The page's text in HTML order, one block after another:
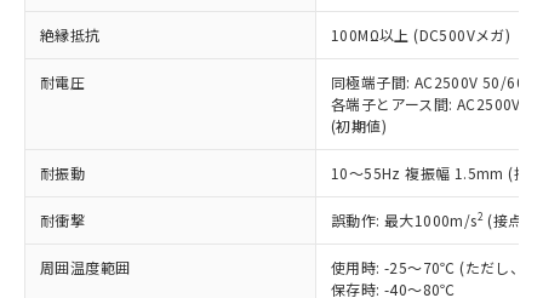
絶縁抵抗 100MΩ以上 (DC500Vメガ)
耐電圧
同極端子間: AC2500V 50/
各端子とアース間: AC2500V
(初期値)
耐振動 10～55Hz 複振幅 1.5mm (接
耐衝撃 誤動作: 最大1000m/s2 (接点
周囲温度範囲
使用時: -25～70℃ (ただし、氷
保存時: -40～80℃
当社制御機器事業取扱商品の中には、
本サービスの対象外となる商品もある
ことをご了承ください。
在庫状況および標準価格照会結果は、
記載している更新日時点での社内デー
タに基づき作成されるものであり、閲
覧された時点での実際の在庫および標
準価格とは異なる場合があることをご
正式な納期状況および標準価格はお客
非該当品：ライセンス料など無形物で、有
害物質有無と関係のない商品です。
いたものが、含有品と判明した場合などや
むを得ず変更することがあります。
六価クロム(Cr(Ⅵ)) 1000ppm以下、ポリ臭化ビフェニル
類(PBB) 1000ppm以下、ポリ臭化ジフェニルエーテル類
(PBDE) 1000ppm以下、フタル酸ビス(2-エチルヘキシ
ル) (DEHP)(別名：DOP) 1000ppm以下、フタル酸ブチ
「○」：最大均質材料含有率が中国RoHSの
基準値以下であることを示します。
「×」：最大均質材料含有率が中国RoHSの
基準値を超えていることを示します。
「－」：未確認です。当社販売部門へお問
*中国RoHS10物質の基準値 (GB/T26572)：
Pb(鉛) :1000ppm、 Hg(水銀) : 1000ppm、 Cd(カドミウ
Cr(Ⅵ)(六価クロム) : 1000ppm、 PBBs(ポリ臭化ビフェ
ニル類) : 1000ppm、 PBDEs(ポリ臭化ジフェニルエーテ
当社は、これら貴社製品のうち、外国
為替および外国貿易法に定める商品
（以下｢規制貨物等」という）を輸出
または国外への提供する場合は、日本
国政府の輸出許可(または役務取引許
可)を取得するなどの必要な手続きを
当社は規制貨物を破棄する場合は、完
○ 一定数以上の在庫あり